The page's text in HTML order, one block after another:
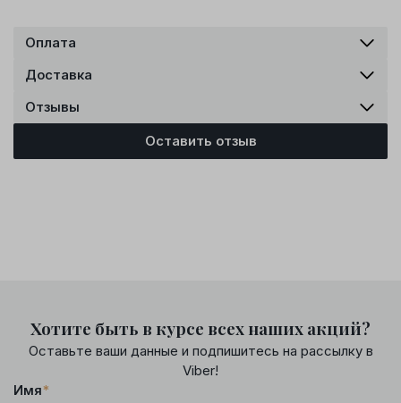
Оплата
Доставка
Отзывы
Оставить отзыв
Хотите быть в курсе всех наших акций?
Оставьте ваши данные и подпишитесь на рассылку в
Viber!
Имя*